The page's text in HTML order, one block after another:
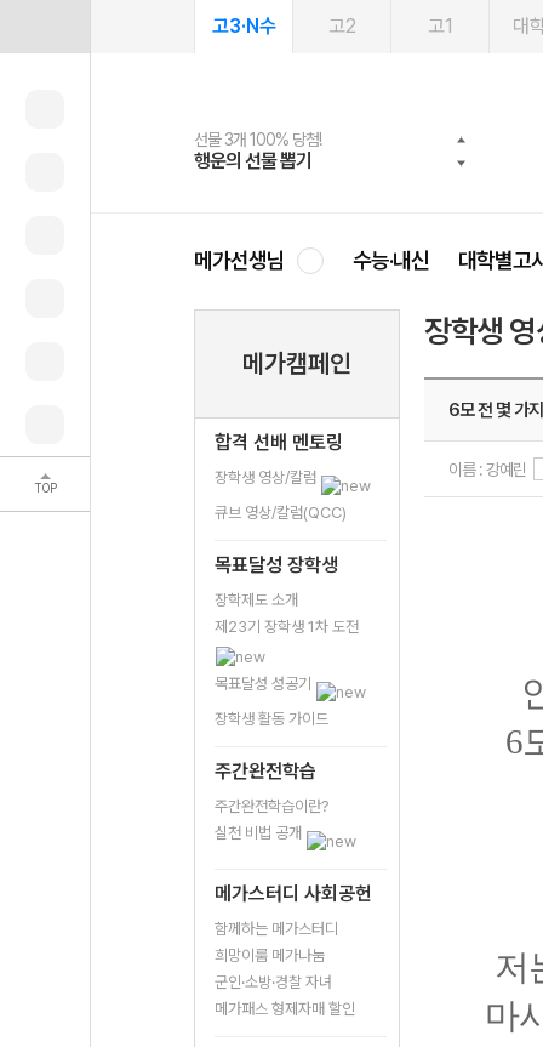
TOP
고3·N수 고2 고1 대
선물 3개 100% 당첨!
행운의 선물 뽑기
선물 100% 증정!
메가스터디 X 올리브
여름방학 스터디 캐시백
메가런 썸머스쿨
2027 러셀 단과
강사 공개선발
스마트러닝앱
설문 EVENT
메가패스
3일 무료 체험권
메가패스 수강생 무료혜택!
메가클럽 멤버십
사회공헌 캠페인
희망이룸 메가나눔
메가선생님 수능·내신 대학별고
메가캠페인
합격 선배 멘토링
장학생 영상/칼럼
큐브 영상/칼럼(QCC)
목표달성 장학생
장학제도 소개
제23기 장학생 1차 도전
목표달성 성공기
장학생 활동 가이드
주간완전학습
주간완전학습이란?
실천 비법 공개
메가스터디 사회공헌
함께하는 메가스터디
희망이룸 메가나눔
군인·소방·경찰 자녀
메가패스 형제자매 할인
장학생
6모 전 몇 가
이름 : 강예린
6
저
마